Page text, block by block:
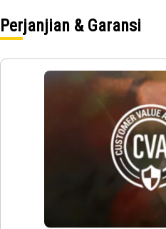
Perjanjian & Garansi